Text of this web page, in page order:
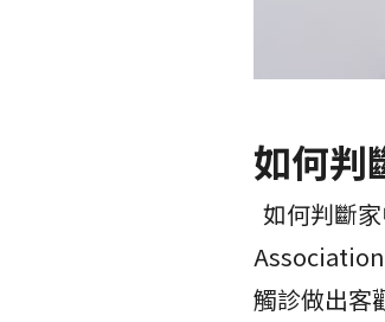
如何判
如何判斷
觸診做出客